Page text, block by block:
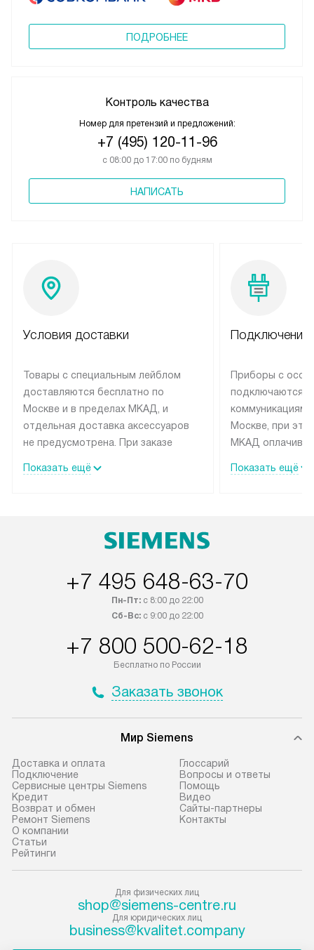
ПОДРОБНЕЕ
Контроль качества
Номер для претензий и предложений:
+7 (495) 120-11-96
с 08:00 до 17:00 по будням
НАПИСАТЬ
Условия доставки
Товары с специальным лейблом
доставляются бесплатно по
Москве и в пределах МКАД, и
отдельная доставка аксессуаров
не предусмотрена. При заказе
рекомендуем обсудить с
быть отправлены покупателю в
интересен товар «Под заказ»,
обсудите возможность его
приобретения с менеджером сайта.
доставляются бесплатно по
Москве в пределах МКАД, и
не предусмотрена.
доставки доставит упакованный
требуется переместить прибор
до двери квартиры или до места
установки, пожалуйста,
предварительно согласуйте это
с менеджером. За данную услугу
взимается дополнительная плата.
они не позволяют пронести чего
через дверной проем,
то сотрудники транспортной
Показать ещё
Подключение
Приборы с
подключаются к
коммуникациям
Москве, при
МКАД
партнера
монтажу
материалы.
Стандартная
и
а затем
к
Показать ещё
+7 495 648-63-70
Пн-Пт:с 8:00 до 22:00
Сб-Вс:с 9:00 до 22:00
+7 800 500-62-18
Бесплатно по России
Заказать звонок
Мир Siemens
Доставка и оплата
Подключение
Сервисные центры Siemens
Кредит
Возврат и обмен
Ремонт Siemens
О компании
Статьи
Рейтинги
Глоссарий
Вопросы и ответы
Помощь
Видео
Сайты-партнеры
Контакты
Для физических лиц
shop@siemens-centre.ru
Для юридических лиц
business@kvalitet.company